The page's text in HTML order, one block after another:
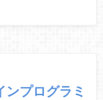
プログラミ